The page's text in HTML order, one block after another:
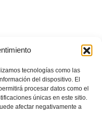
tecnologías como las
del dispositivo. El
procesar datos como el
únicas en este sitio.
afectar negativamente a